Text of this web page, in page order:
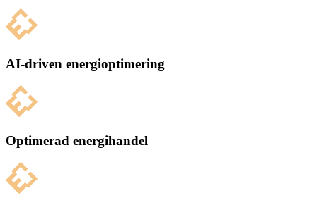
AI-driven energioptimering
Optimerad energihandel